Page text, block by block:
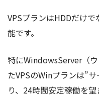
VPSプランはHDDだけ
能です。
特にWindowsServer（
たVPSのWinプランは”
り、24時間安定稼働を